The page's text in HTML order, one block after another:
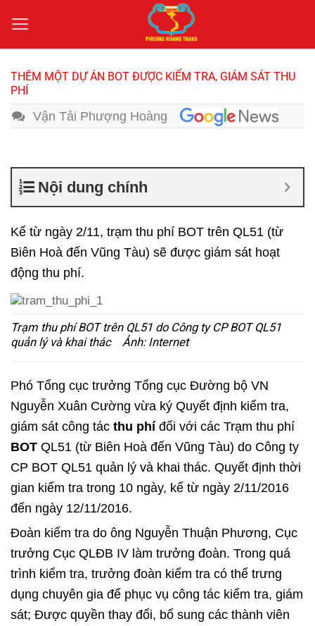
qua
nội
dung
THÊM MỘT DỰ ÁN BOT ĐƯỢC KIỂM TRA, GIÁM SÁT THU
PHÍ
Vận Tải Phượng Hoàng
Nội dung chính
Kể từ ngày 2/11, trạm thu phí BOT trên QL51 (từ
Biên Hoà đến Vũng Tàu) sẽ được giám sát hoạt
động thu phí.
Trạm thu phí BOT trên QL51 do Công ty CP BOT QL51
quản lý và khai thác Ảnh: Internet
Phó Tổng cục trưởng Tổng cục Đường bộ VN
Nguyễn Xuân Cường vừa ký Quyết định kiểm tra,
giám sát công tác thu phíđối với các Trạm thu phí
BOT QL51 (từ Biên Hoà đến Vũng Tàu) do Công ty
CP BOT QL51 quản lý và khai thác. Quyết định thời
gian kiểm tra trong 10 ngày, kể từ ngày 2/11/2016
đến ngày 12/11/2016.
Đoàn kiểm tra do ông Nguyễn Thuận Phương, Cục
trưởng Cục QLĐB IV làm trưởng đoàn. Trong quá
trình kiểm tra, trưởng đoàn kiểm tra có thể trưng
dụng chuyên gia để phục vụ công tác kiểm tra, giám
sát; Được quyền thay đổi, bổ sung các thành viên